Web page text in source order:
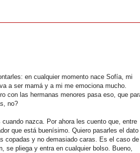
en cualquier momento nace Sofía, mi
a ser mamá y a mi me emociona mucho.
con las hermanas menores pasa eso, que
no?
nazca. Por ahora les cuento que, entre
que está buenísimo. Quiero pasarles el dato
copadas y no demasiado caras. Es el caso de
se pliega y entra en cualquier bolso. Bueno,